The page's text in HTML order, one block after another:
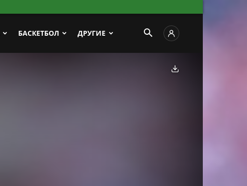
БАСКЕТБОЛ ДРУГИЕ
Скачать фото